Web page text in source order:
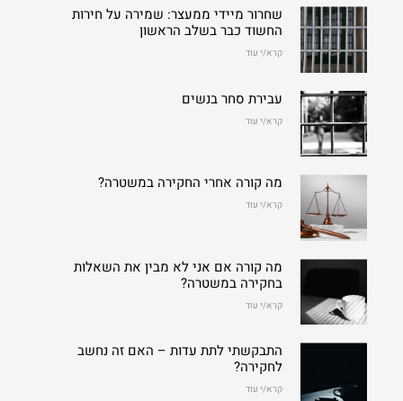
שחרור מיידי ממעצר: שמירה על חירות
החשוד כבר בשלב הראשון
קרא/י עוד
עבירת סחר בנשים
קרא/י עוד
מה קורה אחרי החקירה במשטרה?
קרא/י עוד
מה קורה אם אני לא מבין את השאלות
בחקירה במשטרה?
קרא/י עוד
התבקשתי לתת עדות – האם זה נחשב
לחקירה?
קרא/י עוד